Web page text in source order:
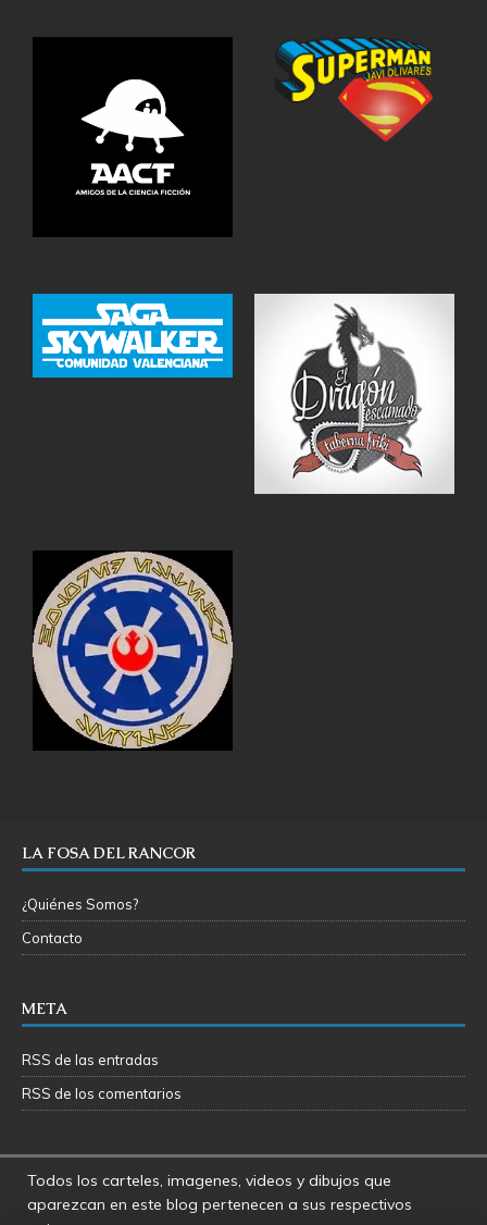
LA FOSA DEL RANCOR
¿Quiénes Somos?
Contacto
META
RSS de las entradas
RSS de los comentarios
Todos los carteles, imagenes, videos y dibujos que
aparezcan en este blog pertenecen a sus respectivos